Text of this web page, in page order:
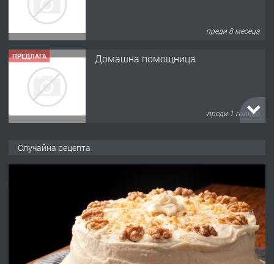
преди 8 месеца
ПРЕДЛАГА Домашна помощница
преди 1 година
преди 2 години
УДЪЛЖАВАНЕ НА ЧОВЕШКИЯТ
ЖИВОТ И ПОДОБРЯВАНЕ НА
НЕГОВОТО КАЧЕСТВО
Случайна рецепта